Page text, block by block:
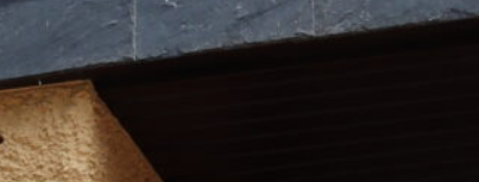
auf dem Campus sowie
Kosten besondere
inzwischen die
dar.